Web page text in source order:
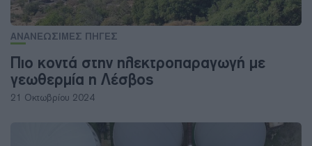
ΑΝΑΝΕΩΣΙΜΕΣ ΠΗΓΕΣ
Πιο κοντά στην ηλεκτροπαραγωγή με
γεωθερμία η Λέσβος
21 Οκτωβρίου 2024